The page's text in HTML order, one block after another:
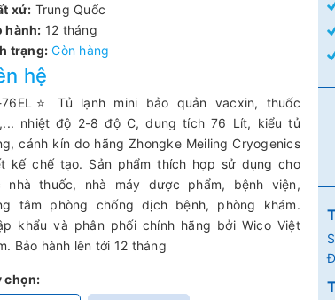
xứ: Trung Quốc
hành: 12 tháng
trạng: Còn hàng
hệ
76EL⭐ Tủ lạnh mini bảo quản vacxin, thuốc
nhiệt độ 2-8 độ C, dung tích 76 Lít, kiểu tủ
cánh kín do hãng Zhongke Meiling Cryogenics
kế chế tạo. Sản phẩm thích hợp sử dụng cho
nhà thuốc, nhà máy dược phẩm, bệnh viện,
tâm phòng chống dịch bệnh, phòng khám.
khẩu và phân phối chính hãng bởi Wico Việt
Bảo hành lên tới 12 tháng
chọn: